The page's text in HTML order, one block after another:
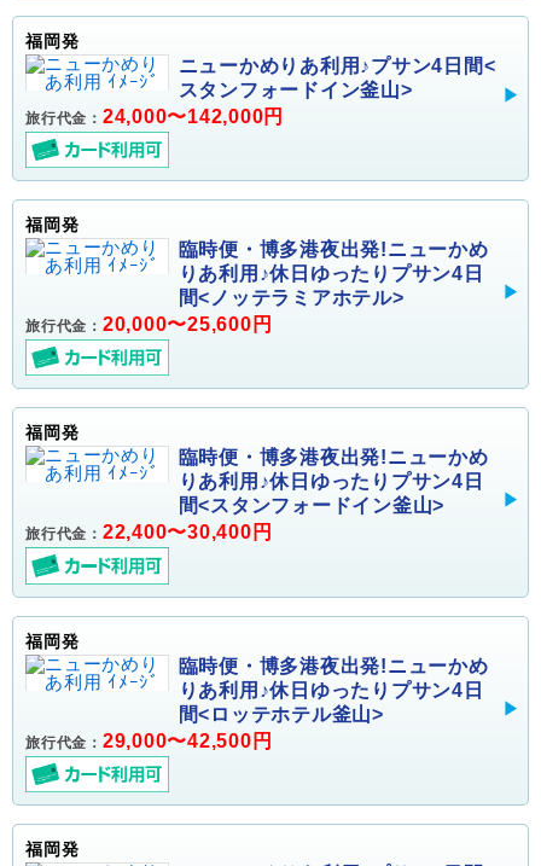
福岡発
ニューかめりあ利用♪プサン4日間<
スタンフォードイン釜山>
旅行代金： 24,000〜142,000円
福岡発
臨時便・博多港夜出発!ニューかめ
りあ利用♪休日ゆったりプサン4日
間<ノッテラミアホテル>
旅行代金： 20,000〜25,600円
福岡発
臨時便・博多港夜出発!ニューかめ
りあ利用♪休日ゆったりプサン4日
間<スタンフォードイン釜山>
旅行代金： 22,400〜30,400円
福岡発
臨時便・博多港夜出発!ニューかめ
りあ利用♪休日ゆったりプサン4日
間<ロッテホテル釜山>
旅行代金： 29,000〜42,500円
福岡発